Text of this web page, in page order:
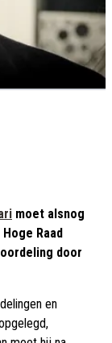
moet alsnog
Raad
door
en